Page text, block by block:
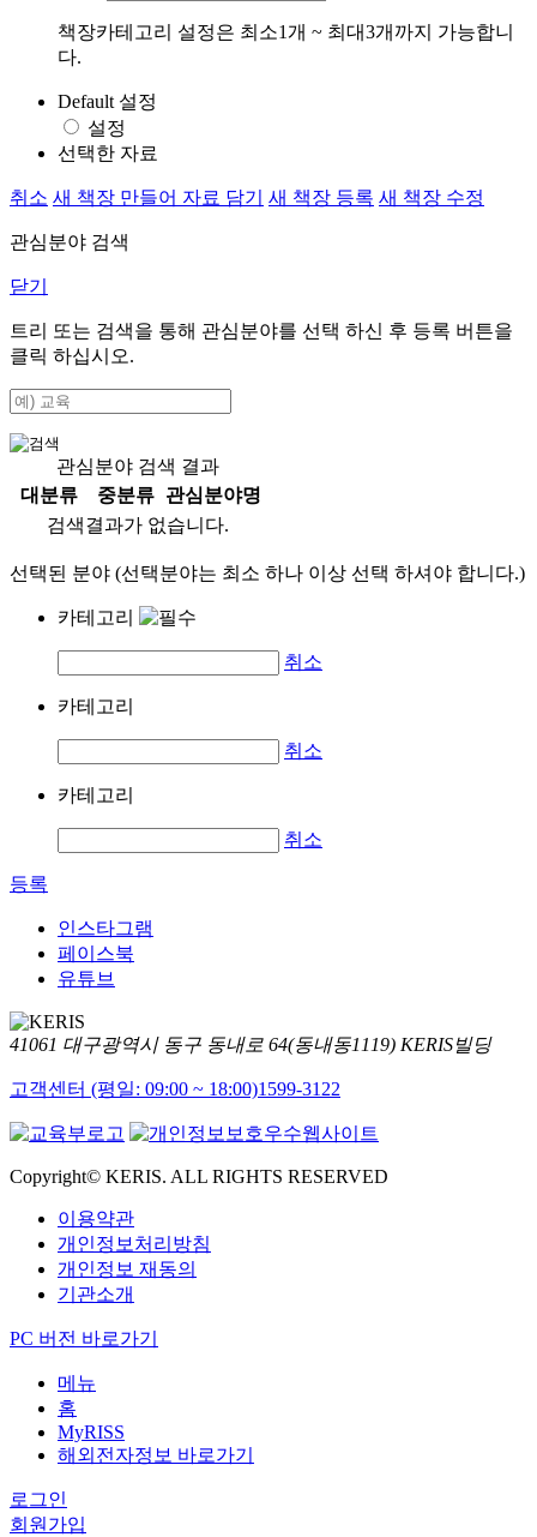
책장카테고리 설정은 최소1개 ~ 최대3개까지 가능합니
다.
Default 설정
설정
선택한 자료
취소 새 책장 만들어 자료 담기 새 책장 등록 새 책장 수정
관심분야 검색
닫기
트리 또는 검색을 통해 관심분야를 선택 하신 후 등록 버튼을
클릭 하십시오.
관심분야 검색 결과
대분류
중분류
관심분야명
검색결과가 없습니다.
선택된 분야 (선택분야는 최소 하나 이상 선택 하셔야 합니다.)
카테고리
취소
카테고리
취소
카테고리
취소
등록
인스타그램
페이스북
유튜브
41061 대구광역시 동구 동내로 64(동내동1119) KERIS빌딩
고객센터 (평일: 09:00 ~ 18:00)1599-3122
Copyright© KERIS. ALL RIGHTS RESERVED
이용약관
개인정보처리방침
개인정보 재동의
기관소개
PC 버전 바로가기
메뉴
홈
MyRISS
해외전자정보 바로가기
로그인
회원가입